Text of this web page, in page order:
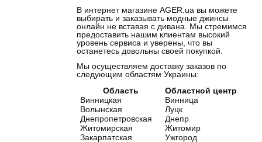
В интернет магазине AGER.ua вы можете
выбирать и заказывать модные джинсы
онлайн не вставая с дивана. Мы стремимся
предоставить нашим клиентам высокий
уровень сервиса и уверены, что вы
останетесь довольны своей покупкой.
Мы осуществляем доставку заказов по
следующим областям Украины:
Область
Областной центр
Винницкая
Винница
Волынская
Луцк
Днепропетровская
Днепр
Житомирская
Житомир
Закарпатская
Ужгород